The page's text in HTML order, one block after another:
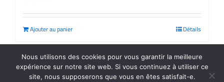
Ajouter au panier Détails
Nous utilisons des cookies pour vous garantir la meilleure
expérience sur notre site web. Si vous continuez à utiliser ce
site, nous supposerons que vous en êtes satisfait-e.